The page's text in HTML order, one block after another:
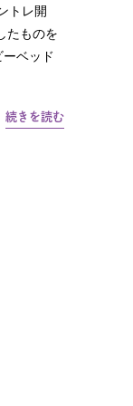
トレ開
たものを
ベッド
続きを読む